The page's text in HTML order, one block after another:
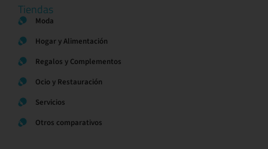
Tiendas
Moda
Hogar y Alimentación
Regalos y Complementos
Ocio y Restauración
Servicios
Otros comparativos